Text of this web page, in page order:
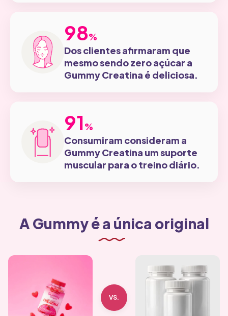
98%
98
Dos clientes afirmaram que
mesmo sendo zero açúcar a
Gummy Creatina é deliciosa.
91%
91
Consumiram consideram a
Gummy Creatina um suporte
muscular para o treino diário.
A Gummy é a única original
VS.